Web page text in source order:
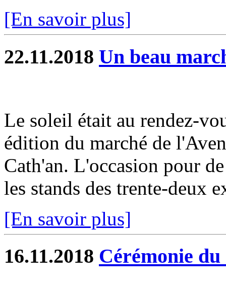
[En savoir plus]
22.11.2018 Un beau
Le soleil était au rendez-
édition du marché de
Cath'an. L'occasion pour
les stands des trente-deux
[En savoir plus]
16.11.2018 Cérémonie